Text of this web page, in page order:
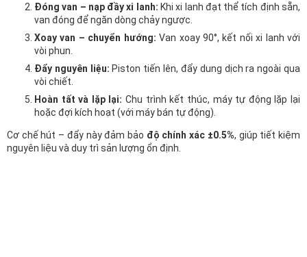
Đóng van – nạp đầy xi lanh: Khi xi lanh đạt thể tích định sẵn,
van đóng để ngăn dòng chảy ngược.
Xoay van – chuyển hướng: Van xoay 90°, kết nối xi lanh với
vòi phun.
Đẩy nguyên liệu: Piston tiến lên, đẩy dung dịch ra ngoài qua
vòi chiết.
Hoàn tất và lặp lại: Chu trình kết thúc, máy tự động lặp lại
hoặc đợi kích hoạt (với máy bán tự động).
Cơ chế hút – đẩy này đảm bảo độ chính xác ±0.5%, giúp tiết kiệm
nguyên liệu và duy trì sản lượng ổn định.